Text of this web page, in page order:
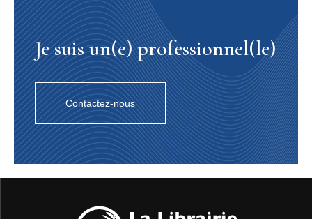
Je suis un(e) professionnel(le)
Contactez-nous